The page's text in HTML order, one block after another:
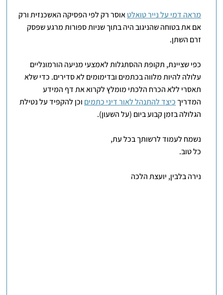
מראה דמי על נייר טואלטאוסר רק לפי הפסיקה האשכנזית ורק
אם את בטוחה שהניגוב היה בתוך שניות ספורות מרגע שפסק
זרם השתן.
כפי שציינת, תקופת ההסתגלות לאמצעי מניעה הורמונליים
עלולה להיות מלווה בכתמים ובדימומים לא סדירים. כדי שלא
תאסרי ללא הכרח הלכתי מומלץ לקרוא את דף המידע
המדריךכיצד להתנהל לאור דיני כתמים וכן להקפיד על נטילת
הגלולה בזמן קבוע ביום (על השעון).
נשמח לעמוד לרשותך בכל עת,
כל טוב.
נירה בלבין, יועצת הלכה